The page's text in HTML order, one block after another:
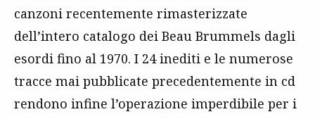
canzoni recentemente rimasterizzate
dell’intero catalogo dei Beau Brummels dagli
esordi fino al 1970. I 24 inediti e le numerose
tracce mai pubblicate precedentemente in cd
rendono infine l’operazione imperdibile per i